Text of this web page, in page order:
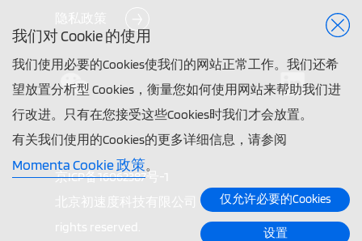
我们对 Cookie 的使用
我们使用必要的Cookies使我们的网站正常工作。我们还希
望放置分析型 Cookies，衡量您如何使用网站来帮助我们进
行改进。只有在您接受这些Cookies时我们才会放置。
有关我们使用的Cookies的更多详细信息，请参阅
Momenta Cookie 政策。
仅允许必要的Cookies
设置
隐私政策
京ICP备16062387号-1
北京初速度科技有限公司 ©2026 Momenta. All
rights reserved.